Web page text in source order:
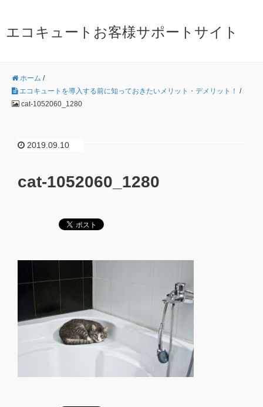
エコキュートお客様サポートサイト
ホーム /
エコキュートを導入する前に知っておきたいメリット・デメリット！ /
cat-1052060_1280
2019.09.10
cat-1052060_1280